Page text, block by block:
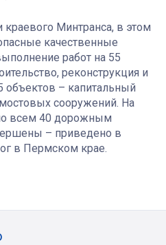
Минтранса, в этом
качественные
работ на 55
реконструкция и
объектов – капитальный
сооружений. На
всем 40 дорожным
– приведено в
в Пермском крае.